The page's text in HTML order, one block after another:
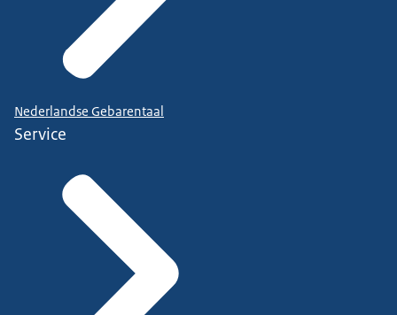
Nederlandse Gebarentaal
Service